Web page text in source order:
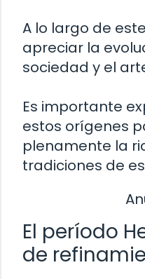
A lo largo de
apreciar la
sociedad y el
Es importante
estos orígenes
plenamente la
tradiciones de
El período
de